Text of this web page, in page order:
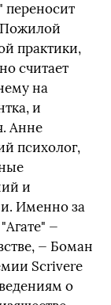
переносит
Пожилой
практики,
считает
на
и
Анне
психолог,
и
Именно за
—
— Боман
Scrivere
о